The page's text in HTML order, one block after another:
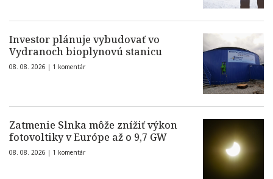
Investor plánuje vybudovať vo
Vydranoch bioplynovú stanicu
08. 08. 2026 | 1 komentár
Zatmenie Slnka môže znížiť výkon
fotovoltiky v Európe až o 9,7 GW
08. 08. 2026 | 1 komentár